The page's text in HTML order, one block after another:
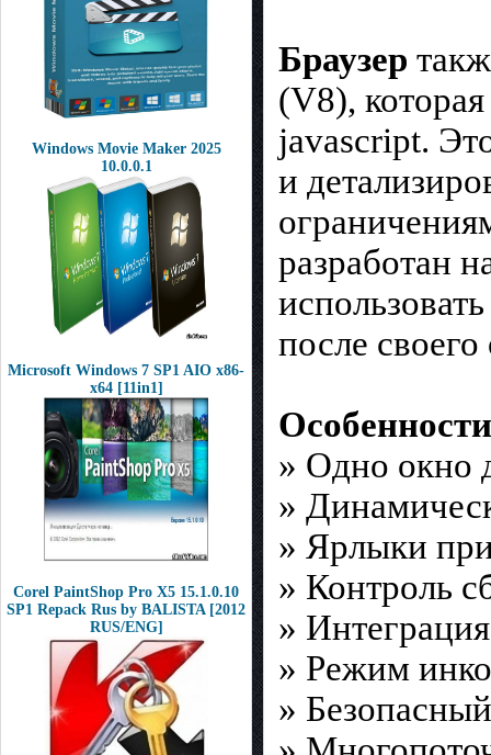
Windows Movie Maker 2025
10.0.0.1
Microsoft Windows 7 SP1 AIO x86-
x64 [11in1]
Corel PaintShop Pro X5 15.1.0.10
SP1 Repack Rus by BALISTA [2012
RUS/ENG]
Браузер
(V8),
javascript.
и
разработан
после
» Одно окно
»
» Ярлыки
» Контроль
»
» Режим
»